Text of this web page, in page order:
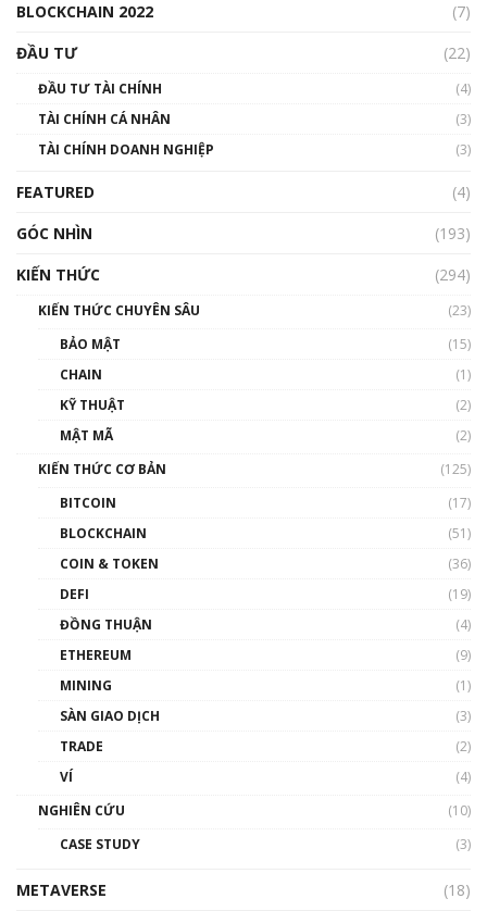
00:02:14
Nhìn lại năm 2022: Những sự kiện ảnh hưởng
đến hệ sinh thái tiền mã hoá | Phổ cập
00:43:47
như thể nào?
00:39:31
Phổ cập Blockchain
thống & Crypto qua các cuộc chiến | Phổ cập
BLOCKCHAIN 2022
(7)
ĐẦU TƯ
(22)
ĐẦU TƯ TÀI CHÍNH
(4)
TÀI CHÍNH CÁ NHÂN
(3)
TÀI CHÍNH DOANH NGHIỆP
(3)
FEATURED
(4)
GÓC NHÌN
(193)
KIẾN THỨC
(294)
KIẾN THỨC CHUYÊN SÂU
(23)
BẢO MẬT
(15)
CHAIN
(1)
KỸ THUẬT
(2)
MẬT MÃ
(2)
KIẾN THỨC CƠ BẢN
(125)
BITCOIN
(17)
BLOCKCHAIN
(51)
COIN & TOKEN
(36)
DEFI
(19)
ĐỒNG THUẬN
(4)
ETHEREUM
(9)
MINING
(1)
SÀN GIAO DỊCH
(3)
TRADE
(2)
VÍ
(4)
NGHIÊN CỨU
(10)
CASE STUDY
(3)
METAVERSE
(18)